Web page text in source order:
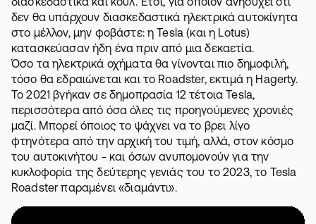
δεν θα υπάρχουν διασκεδαστικά ηλεκτρικά αυτοκίνητα
στο μέλλον, μην φοβάστε: η Tesla (και η Lotus)
κατασκεύασαν ήδη ένα πριν από μια δεκαετία.
Όσο τα ηλεκτρικά οχήματα θα γίνονται πιο δημοφιλή,
τόσο θα εδραιώνεται και το Roadster, εκτιμά η Hagerty.
Το 2021 βγήκαν σε δημοπρασία 12 τέτοια Tesla,
περισσότερα από όσα όλες τις προηγούμενες χρονιές
μαζί. Μπορεί όποιος το ψάχνει να το βρει λίγο
φτηνότερα από την αρχική του τιμή, αλλά, στον κόσμο
του αυτοκινήτου - και όσων ανυπομονούν για την
κυκλοφορία της δεύτερης γενιάς του το 2023, το Tesla
Roadster παραμένει «διαμάντι».